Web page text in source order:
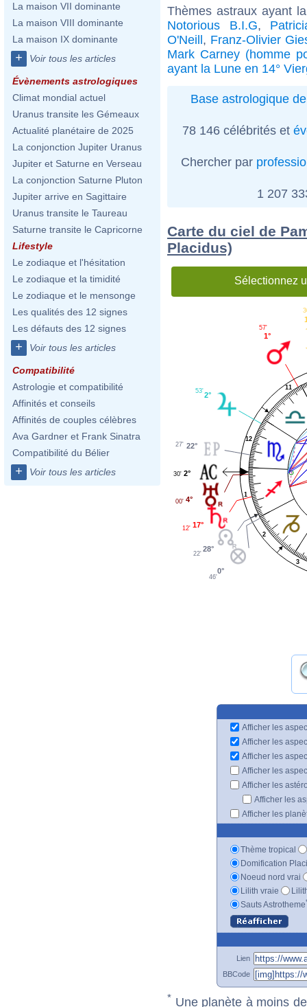
La maison VII dominante
La maison VIII dominante
La maison IX dominante
+ Voir tous les articles
Évènements astrologiques
Climat mondial actuel
Uranus transite les Gémeaux
Actualité planétaire de 2025
La conjonction Jupiter Uranus
Jupiter et Saturne en Verseau
La conjonction Saturne Pluton
Jupiter arrive en Sagittaire
Uranus transite le Taureau
Saturne transite le Capricorne
Lifestyle
Le zodiaque et l'hésitation
Le zodiaque et la timidité
Le zodiaque et le mensonge
Les qualités des 12 signes
Les défauts des 12 signes
+ Voir tous les articles
Compatibilité
Astrologie et compatibilité
Affinités et conseils
Affinités de couples célèbres
Ava Gardner et Frank Sinatra
Compatibilité du Bélier
+ Voir tous les articles
Thèmes astraux ayant
Notorious B.I.G,
O'Neill, Franz-Olivier
Mark Carney (homme
ayant la Lune en 14°
Base astrologique
78 146 célébrités et
Chercher par
1 207
Carte du ciel de
Placidus)
Sélectionnez
1
2
3
11
12
1°
57'
2°
53'
22°
27'
2°
30'
4°
00'
17°
12'
28°
22'
0°
46'
Afficher les
Afficher les
Afficher les
Afficher les
Afficher les
Afficher les
Afficher les
Thème tropical
Domification
Noeud nord vrai
Lilith vraie
Sauts Astrotheme
Lien
BBCode
* Une planète à moins